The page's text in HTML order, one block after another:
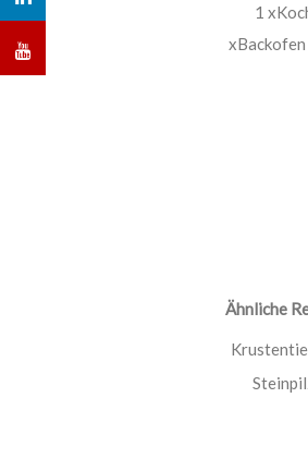
1
xBackofen
Ähnliche